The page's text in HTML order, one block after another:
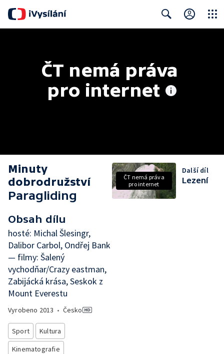
ČT nemá práva
pro internet
Minuty
dobrodružství
Paragliding
Obsah dílu
hosté: Michal Šlesingr,
Dalibor Carbol, Ondřej Bank
— filmy: Šalený
vychodňar/Crazy eastman,
Zabijácká krása, Seskok z
Mount Everestu
Vyrobeno 2013 • Česko
Sport
Kultura
Kinematografie
ČT nemá práva
pro internet
Další díl
Lezení